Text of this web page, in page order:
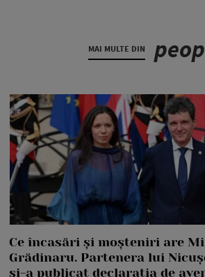
MAI MULTE DIN
Ce încasări și moșteniri are
Grădinaru. Partenera lui
și-a publicat declarația de